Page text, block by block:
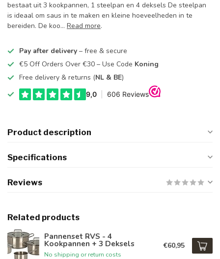
bestaat uit 3 kookpannen, 1 steelpan en 4 deksels De steelpan
is ideaal om saus in te maken en kleine hoeveelheden in te
bereiden. De koo... Read more.
Pay after delivery – free & secure
€5 Off Orders Over €30 – Use Code Koning
Free delivery & returns (NL & BE)
Product description
Specifications
Reviews
Related products
Pannenset RVS - 4
Kookpannen + 3 Deksels
No shipping or return costs
€60,95